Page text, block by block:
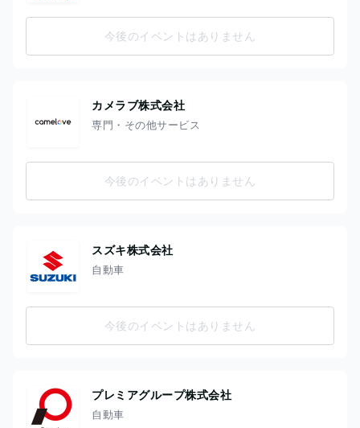
今後のイベントはありません
カメラブ株式会社
専門・その他サービス
今後のイベントはありません
スズキ株式会社
自動車
今後のイベントはありません
プレミアグループ株式会社
自動車